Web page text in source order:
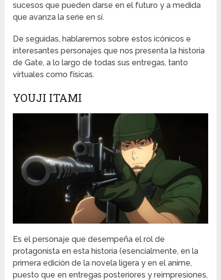
sucesos que pueden darse en el futuro y a medida
que avanza la serie en sí.
De seguidas, hablaremos sobre estos icónicos e
interesantes personajes que nos presenta la historia
de Gate, a lo largo de todas sus entregas, tanto
virtuales como físicas.
YOUJI ITAMI
Es el personaje que desempeña el rol de
protagonista en esta historia (esencialmente, en la
primera edición de la novela ligera y en el anime,
puesto que en entregas posteriores y reimpresiones,